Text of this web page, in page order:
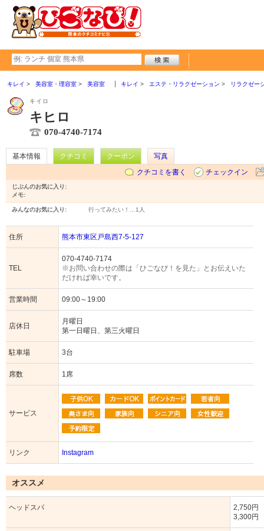
キレイ 美容室・理容室 美容室 キレイ エステ・リラクゼーション リラクゼー
キイロ
キヒロ
070-4740-7174
基本情報 クチコミ クーポン
写真
クチコミを書く
チェックイン
じぶんのお気に入り:
メモ:
みんなのお気に入り: 行ってみたい！… 1人
住所 熊本市東区戸島西7-5-127
TEL
070-4740-7174
※お問い合わせの際は「ひごなび！を見た」とお伝えいた
だければ幸いです。
営業時間 09:00～19:00
店休日
月曜日
第一日曜日、第三火曜日
駐車場 3台
席数 1席
サービス
リンク Instagram
オススメ
ヘッドスパ
2,750円
3,300円